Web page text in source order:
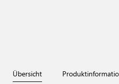
Übersicht